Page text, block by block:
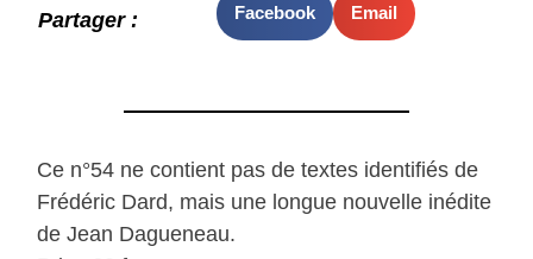
Partager : Facebook Email
Ce n°54 ne contient pas de textes identifiés de
Frédéric Dard, mais une longue nouvelle inédite
de Jean Dagueneau.